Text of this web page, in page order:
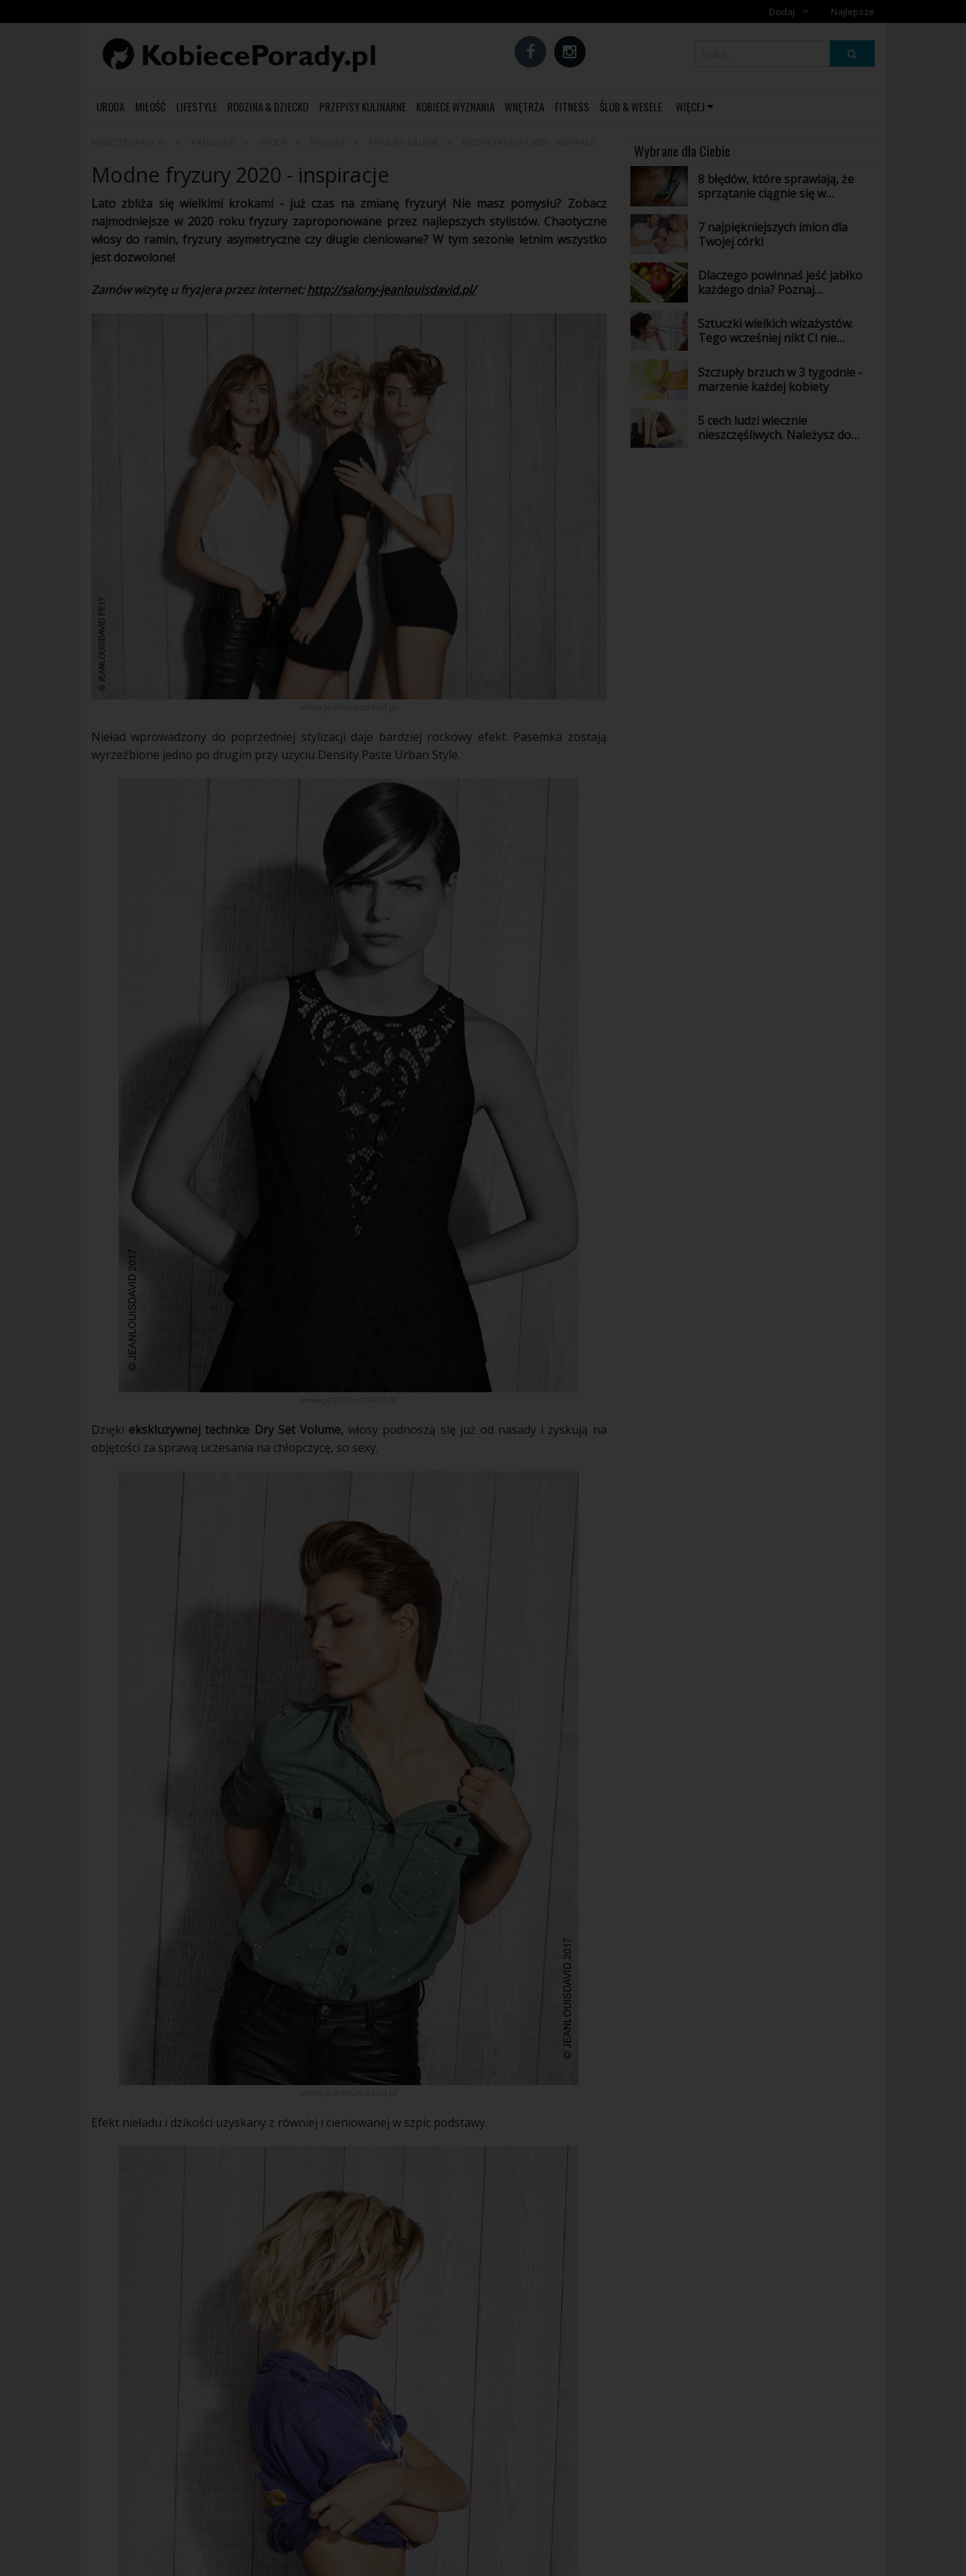
Dodaj
Najlepsze
URODA MIŁOŚĆ LIFESTYLE RODZINA & DZIECKO PRZEPISY KULINARNE KOBIECE WYZNANIA WNĘTRZA FITNESS ŚLUB & WESELE WIĘCEJ
Modne fryzury 2020 - inspiracje
Lato zbliża się wielkimi krokami - już czas na zmianę fryzury! Nie masz pomysłu? Zobacz
najmodniejsze w 2020 rokufryzury zaproponowane przez najlepszych stylistów. Chaotyczne
włosy do ramin,fryzury asymetryczne czy długie cieniowane? W tym sezonie letnim wszystko
jest dozwolone!
Zamów wizytę u fryzjera przez internet:http://salony-jeanlouisdavid.pl/
Nieład wprowadzony do poprzedniej stylizacji daje bardziej rockowy efekt. Pasemka zostają
wyrzeźbione jedno po drugim przy użyciu Density Paste Urban Style.
Dzięki ekskluzywnej technice Dry Set Volume,włosy podnoszą się już od nasady i zyskują na
objętości za sprawą uczesania na chłopczycę, so sexy.
Efekt nieładu i dzikości uzyskany z równiej i cieniowanej w szpic podstawy.
Wybrane dla Ciebie
8 błędów, które sprawiają, że
sprzątanie ciągnie się w
7 najpiękniejszych imion dla
Twojej córki
Dlaczego powinnaś jeść jabłko
każdego dnia? Poznaj
owocu
Sztuczki wielkich wizażystów.
Tego wcześniej nikt Ci nie
Szczupły brzuch w 3 tygodnie -
marzenie każdej kobiety
5 cech ludzi wiecznie
nieszczęśliwych. Należysz do